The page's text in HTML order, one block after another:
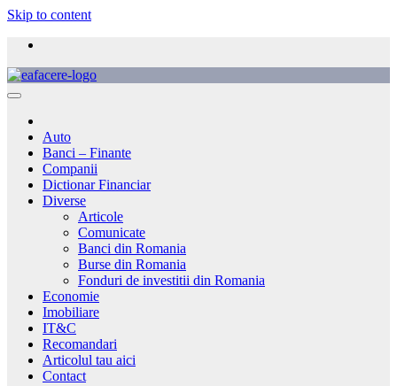
Skip to content
Auto
Banci – Finante
Companii
Dictionar Financiar
Diverse
Articole
Comunicate
Banci din Romania
Burse din Romania
Fonduri de investitii din Romania
Economie
Imobiliare
IT&C
Recomandari
Articolul tau aici
Contact